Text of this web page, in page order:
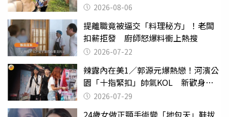
2026-08-06
提離職竟被逼交「料理秘方」！老闆
扣薪拒發 廚師怒爆料衝上熱搜
2026-07-22
辣露內在美1／郭源元爆熱戀！河濱公
園「十指緊扣」帥氣KOL 新歡身份
曝光2026-07-29
24歲女做正顎手術變「地包天」鞋拔